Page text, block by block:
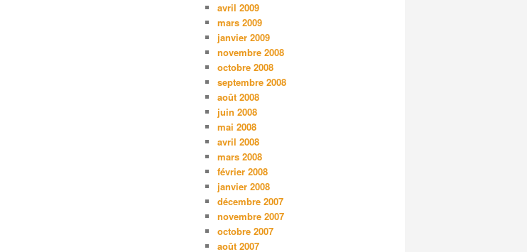
avril 2009
mars 2009
janvier 2009
novembre 2008
octobre 2008
septembre 2008
août 2008
juin 2008
mai 2008
avril 2008
mars 2008
février 2008
janvier 2008
décembre 2007
novembre 2007
octobre 2007
août 2007